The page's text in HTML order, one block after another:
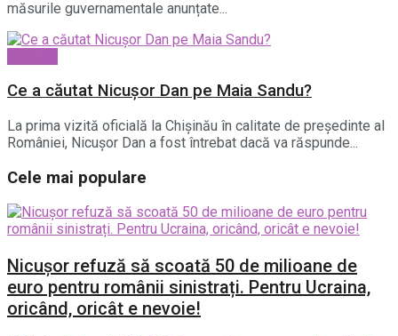
măsurile guvernamentale anunțate...
Ce a căutat Nicușor Dan pe Maia Sandu?
La prima vizită oficială la Chișinău în calitate de președinte al
României, Nicușor Dan a fost întrebat dacă va răspunde...
Cele mai populare
Nicușor refuză să scoată 50 de milioane de
euro pentru românii sinistrați. Pentru Ucraina,
oricând, oricât e nevoie!